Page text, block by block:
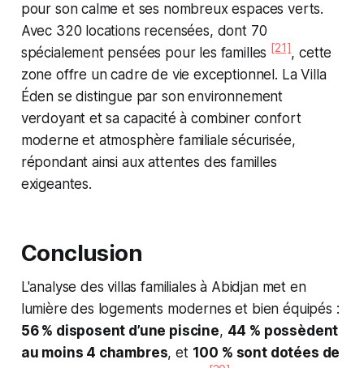
pour son calme et ses nombreux espaces verts.
Avec 320 locations recensées, dont 70
spécialement pensées pour les familles [21], cette
zone offre un cadre de vie exceptionnel. La Villa
Éden se distingue par son environnement
verdoyant et sa capacité à combiner confort
moderne et atmosphère familiale sécurisée,
répondant ainsi aux attentes des familles
exigeantes.
Conclusion
L'analyse des villas familiales à Abidjan met en
lumière des logements modernes et bien équipés :
56 % disposent d’une piscine, 44 % possèdent
au moins 4 chambres, et 100 % sont dotées de